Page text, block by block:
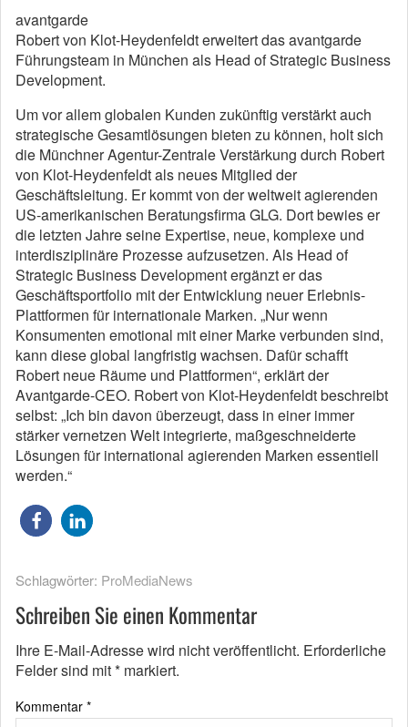
avantgarde
Robert von Klot-Heydenfeldt erweitert das avantgarde
Führungsteam in München als Head of Strategic Business
Development.
Um vor allem globalen Kunden zukünftig verstärkt auch
strategische Gesamtlösungen bieten zu können, holt sich
die Münchner Agentur-Zentrale Verstärkung durch Robert
von Klot-Heydenfeldt als neues Mitglied der
Geschäftsleitung. Er kommt von der weltweit agierenden
US-amerikanischen Beratungsfirma GLG. Dort bewies er
die letzten Jahre seine Expertise, neue, komplexe und
interdisziplinäre Prozesse aufzusetzen. Als Head of
Strategic Business Development ergänzt er das
Geschäftsportfolio mit der Entwicklung neuer Erlebnis-
Plattformen für internationale Marken. „Nur wenn
Konsumenten emotional mit einer Marke verbunden sind,
kann diese global langfristig wachsen. Dafür schafft
Robert neue Räume und Plattformen“, erklärt der
Avantgarde-CEO. Robert von Klot-Heydenfeldt beschreibt
selbst: „Ich bin davon überzeugt, dass in einer immer
stärker vernetzen Welt integrierte, maßgeschneiderte
Lösungen für international agierenden Marken essentiell
werden.“
Schlagwörter: ProMediaNews
Schreiben Sie einen Kommentar
Ihre E-Mail-Adresse wird nicht veröffentlicht. Erforderliche
Felder sind mit* markiert.
Kommentar *